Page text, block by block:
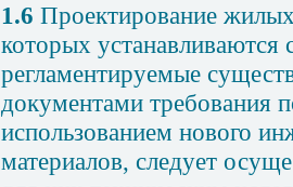
1.6 Проектирование
которых устанавливаются
регламентируемые
документами требования
использованием нового
материалов, следует